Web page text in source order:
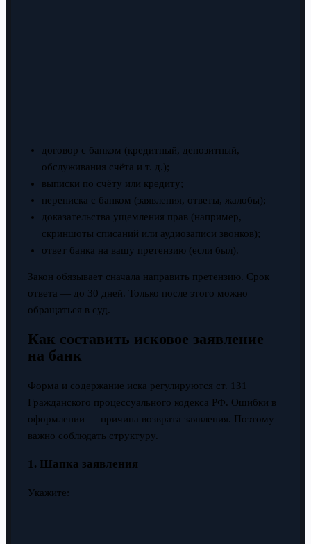
договор с банком (кредитный, депозитный,
обслуживания счёта и т. д.);
выписки по счёту или кредиту;
переписка с банком (заявления, ответы, жалобы);
доказательства ущемления прав (например,
скриншоты списаний или аудиозаписи звонков);
ответ банка на вашу претензию (если был).
Закон обязывает сначала направить претензию. Срок
ответа — до 30 дней. Только после этого можно
обращаться в суд.
Как составить исковое заявление
на банк
Форма и содержание иска регулируются ст. 131
Гражданского процессуального кодекса РФ. Ошибки в
оформлении — причина возврата заявления. Поэтому
важно соблюдать структуру.
1. Шапка заявления
Укажите: